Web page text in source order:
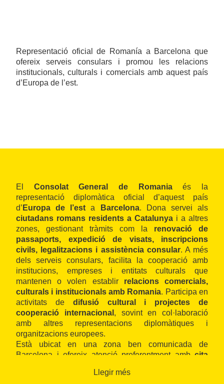
Representació oficial de Romanía a Barcelona que
ofereix serveis consulars i promou les relacions
institucionals, culturals i comercials amb aquest país
d’Europa de l’est.
El Consolat General de Romaniaés la
representació diplomàtica oficial d’aquest país
d’ Europa de l’est a Barcelona. Dona servei als
ciutadans romans residents a Catalunya i a altres
zones, gestionant tràmits com la renovació de
passaports, expedició de visats, inscripcions
civils, legalitzacions i assistència consular. A més
dels serveis consulars, facilita la cooperació amb
institucions, empreses i entitats culturals que
mantenen o volen establir relacions comercials,
culturals i institucionals amb Romania. Participa en
activitats de difusió cultural i projectes de
cooperació internacional , sovint en col·laboració
amb altres representacions diplomàtiques i
organitzacions europees.
Està ubicat en una zona ben comunicada de
Barcelona i ofereix atenció preferentment amb cita
i xarxes decooperació cultural i
Llegir més